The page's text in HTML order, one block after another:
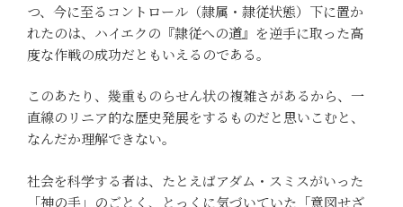
つ、今に至るコントロール（隷属・隷従状態）下に置か
れたのは、ハイエクの『隷従への道』を逆手に取った高
度な作戦の成功だともいえるのである。
このあたり、幾重ものらせん状の複雑さがあるから、一
直線のリニア的な歴史発展をするものだと思いこむと、
なんだか理解できない。
社会を科学する者は、たとえばアダム・スミスがいった
「神の手」のごとく、とっくに気づいていた「意図せざ